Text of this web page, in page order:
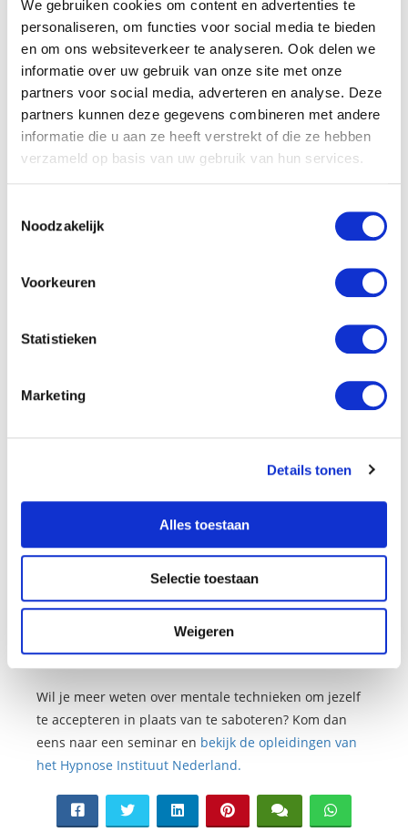
We gebruiken cookies om content en advertenties te
personaliseren, om functies voor social media te bieden
en om ons websiteverkeer te analyseren. Ook delen we
informatie over uw gebruik van onze site met onze
partners voor social media, adverteren en analyse. Deze
partners kunnen deze gegevens combineren met andere
informatie die u aan ze heeft verstrekt of die ze hebben
verzameld op basis van uw gebruik van hun services.
Noodzakelijk
Voorkeuren
Statistieken
Marketing
Details tonen
Alles toestaan
Selectie toestaan
Weigeren
Terug naar de wortel
Saboteer jij jezelf maar weet je niet waarom? Hypnose
kan je helpen om te achterhalen waarom jij
zelfsabotage blijft toepassen in jouw leven. Het
socratische gesprek en regressie zijn twee technieken
worden er socratische waarom-vragen herhaald totdat
de cliënt bij de kern van zijn overtuigingen komt. Bij
waarop je hebt besloten dat je jouw doelen of
ergens in je kindertijd of het familiesysteem waar de
meeste overtuigingen zich vormen. Een ouder die
bijvoorbeeld niet heel succesvol is, kan ervoor zorgen
dat je het lastig vindt om dit niveau van succes te
Stap in de persoon die je nu wilt zijn
in oude denk- en overlevingsmechanismen. Je kunt die
‘kinderrol’ nu bewust gaan veranderen en ombuigen
naar een rol die past bij de volwassen persoon die je
nu wilt zijn.
Wil je meer weten over mentale technieken om jezelf
te accepteren in plaats van te saboteren? Kom dan
eens naar een seminar en bekijk de opleidingen van
het Hypnose Instituut Nederland.